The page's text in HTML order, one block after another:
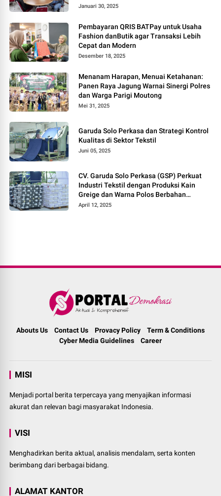
Januari 30, 2025
Pembayaran QRIS BATPay untuk Usaha
Fashion danButik agar Transaksi Lebih
Cepat dan Modern
Desember 18, 2025
Menanam Harapan, Menuai Ketahanan:
Panen Raya Jagung Warnai Sinergi Polres
dan Warga Parigi Moutong
Mei 31, 2025
Garuda Solo Perkasa dan Strategi Kontrol
Kualitas di Sektor Tekstil
Juni 05, 2025
CV. Garuda Solo Perkasa (GSP) Perkuat
Industri Tekstil dengan Produksi Kain
Greige dan Warna Polos Berbahan
Tetoron Rayon
April 12, 2025
Abouts Us Contact Us Provacy Policy
Term & Conditions
Cyber Media Guidelines
Career
MISI
Menjadi portal berita terpercaya yang menyajikan informasi
akurat dan relevan bagi masyarakat Indonesia.
VISI
Menghadirkan berita aktual, analisis mendalam, serta konten
berimbang dari berbagai bidang.
ALAMAT KANTOR